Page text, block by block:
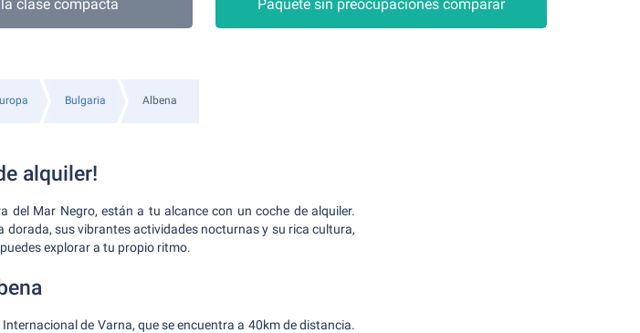
clase compacta Paquete sin preocupaciones comparar
Bulgaria Albena
alquiler!
del Mar Negro, están a tu alcance con un coche de alquiler.
sus vibrantes actividades nocturnas y su rica cultura,
explorar a tu propio ritmo.
de Varna, que se encuentra a 40km de distancia.